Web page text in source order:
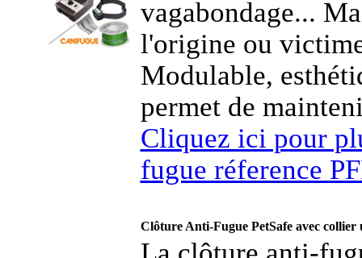
vagabondage...
l'origine ou
Modulable,
permet de
Cliquez ici pour
fugue réference
Clôture Anti-Fugue PetSafe avec collier